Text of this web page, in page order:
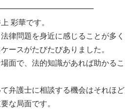
彩華です。
律問題を身近に感じることが多
ースがたびたびありました。
面で、法的知識があれば助かる
て弁護士に相談する機会はそれほ
な局面です。